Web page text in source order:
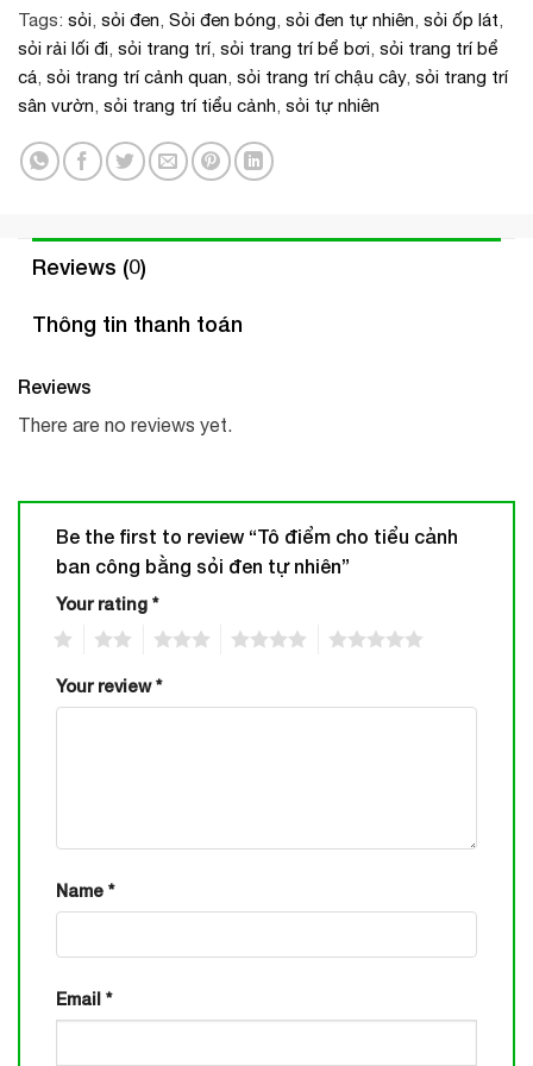
Tags: sỏi, sỏi đen, Sỏi đen bóng, sỏi đen tự nhiên, sỏi ốp lát,
sỏi rải lối đi, sỏi trang trí, sỏi trang trí bể bơi, sỏi trang trí bể
cá, sỏi trang trí cảnh quan, sỏi trang trí chậu cây, sỏi trang trí
sân vườn, sỏi trang trí tiểu cảnh, sỏi tự nhiên
Reviews (0)
Thông tin thanh toán
Reviews
There are no reviews yet.
Be the first to review “Tô điểm cho tiểu cảnh
ban công bằng sỏi đen tự nhiên”
Your rating *
Your review*
Name *
Email *